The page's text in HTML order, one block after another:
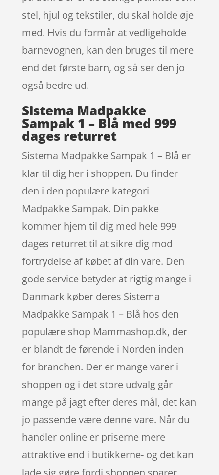
stel, hjul og tekstiler, du skal holde øje
med. Hvis du formår at vedligeholde
barnevognen, kan den bruges til mere
end det første barn, og så ser den jo
også bedre ud.
Sistema Madpakke
Sampak 1 – Blå med 999
dages returret
Sistema Madpakke Sampak 1 – Blå er
klar til dig her i shoppen. Du finder
den i den populære kategori
Madpakke Sampak. Din pakke
kommer hjem til dig med hele 999
dages returret til at sikre dig mod
fortrydelse af købet af din vare. Den
gode service betyder at rigtig mange i
Danmark køber deres Sistema
Madpakke Sampak 1 – Blå hos den
populære shop Mammashop.dk, der
er blandt de førende i Norden inden
for branchen. Der er mange varer i
shoppen og i det store udvalg går
mange på jagt efter deres mål, det kan
jo passende være denne vare. Når du
handler online er priserne mere
attraktive end i butikkerne- og det kan
lade sig gøre fordi shoppen sparer